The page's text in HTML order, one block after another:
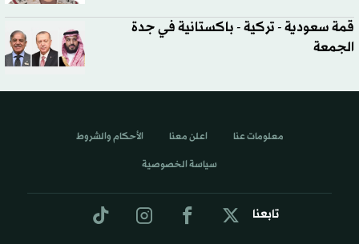
قمة سعودية - تركية - باكستانية في جدة
الجمعة
تابعنا
معلومات عنا اعلن معنا الأحكام والشروط
سياسة الخصوصية